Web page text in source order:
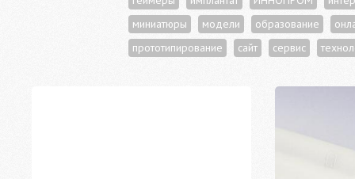
миниатюры
модели образование
прототипирование
сайт сервис